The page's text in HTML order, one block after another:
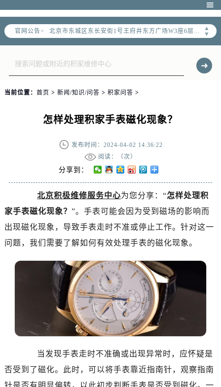

官网公告>
▲
▼
北京市朝阳区建国门外大街甲6号华熙国际中心D座11层1102室售后服务中心（需提前预约）
北京市东城区东长安街1号王府井东方广场W3座6层602室售后服务中心（需提前预约）
节假日正常营业！
当前位置： 首页 > 新闻/知识/问答 > 积家问答 >
怎样处理积家手表磁化现象？
发布时间：2024-04-02 14:36:22
阅读：（次）
分享到：
北京积极维修服务中心为您分享：“怎样处理积
家手表磁化现象？ ”。手表可能会因为受到磁场的影响而
出现磁化现象，导致手表走时不准或停止工作。针对这一
问题，我们需要了解如何有效处理手表的磁化现象。
当发现手表走时不准确或出现异常时，应怀疑是
否受到了磁化。此时，可以将手表靠近指南针，观察指南